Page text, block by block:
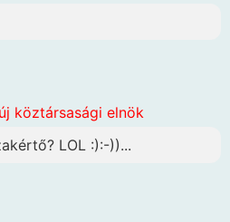
köztársasági elnök
LOL :):-))...